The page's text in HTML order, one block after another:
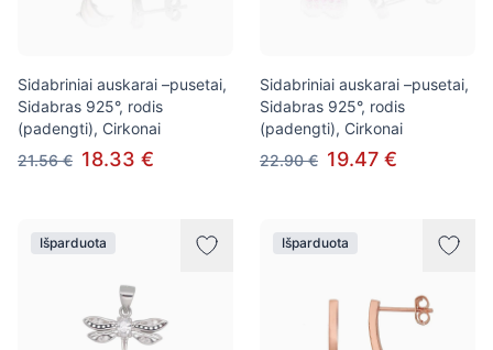
Sidabriniai auskarai –pusetai,
Sidabras 925°, rodis
(padengti), Cirkonai
21.56 € 18.33 €
Sidabriniai auskarai –pusetai,
Sidabras 925°, rodis
(padengti), Cirkonai
22.90 € 19.47 €
Išparduota Išparduota